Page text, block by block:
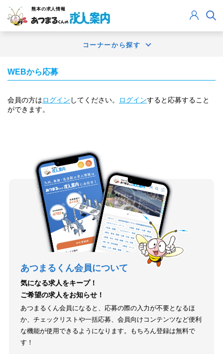
熊本の求人情報
コーナーから探す
WEBから応募
会員の方はログイン してください。 ログインすると応募すること
ができます。
あつまるくん会員について
気になる求人をキープ！
ご希望の求人をお知らせ！
あつまるくん会員になると、応募の際の入力が不要となるほ
か、チェックリストや一括応募、会員向けコンテンツなど便利
な機能が使用できるようになります。もちろん登録は無料で
す！